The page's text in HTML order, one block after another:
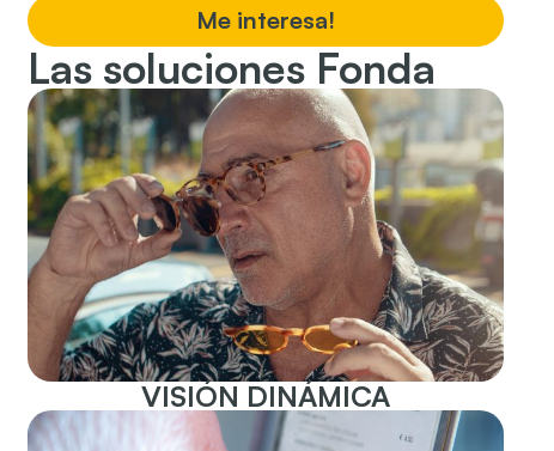
Me interesa!
Las soluciones Fonda
VISIÓN DINÁMICA